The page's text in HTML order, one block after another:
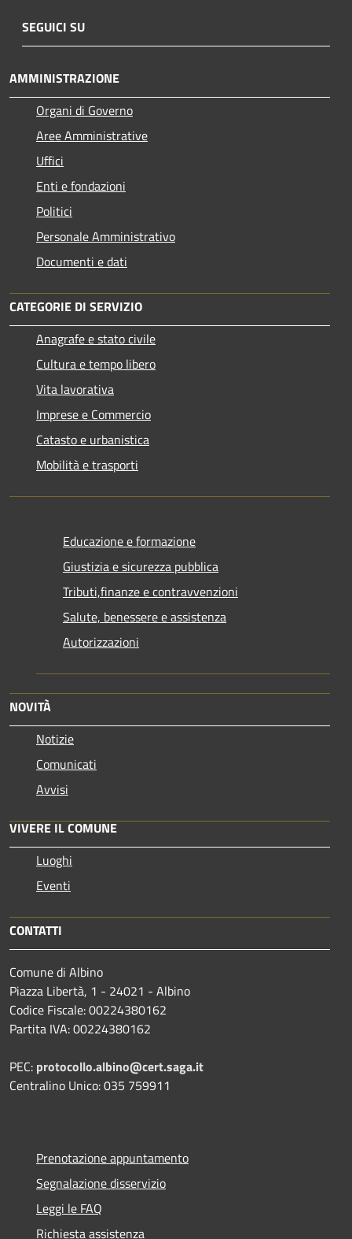
SEGUICI SU
AMMINISTRAZIONE
Organi di Governo
Aree Amministrative
Uffici
Enti e fondazioni
Politici
Personale Amministrativo
Documenti e dati
CATEGORIE DI SERVIZIO
Anagrafe e stato civile
Cultura e tempo libero
Vita lavorativa
Imprese e Commercio
Catasto e urbanistica
Mobilità e trasporti
Educazione e formazione
Giustizia e sicurezza pubblica
Tributi,finanze e contravvenzioni
Salute, benessere e assistenza
Autorizzazioni
NOVITÀ
Notizie
Comunicati
Avvisi
VIVERE IL COMUNE
Luoghi
Eventi
CONTATTI
Comune di Albino
Piazza Libertà, 1 - 24021 - Albino
Codice Fiscale: 00224380162
Partita IVA: 00224380162
PEC: protocollo.albino@cert.saga.it
Centralino Unico: 035 759911
Prenotazione appuntamento
Segnalazione disservizio
Leggi le FAQ
Richiesta assistenza